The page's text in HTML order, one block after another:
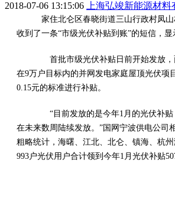
2018-07-06 13:15:06 上海弘竣新能源材料
家住北仑区春晓街道三山行政村凤
收到了一条“市级光伏补贴到账”的短信，显
首批市级光伏补贴日前开始发放，
在9万户目标内的并网发电家庭屋顶光伏项
0.15元的标准进行补贴。
“目前发放的是今年1月的光伏补贴
在未来数周陆续发放。”国网宁波供电公司
粗略统计，海曙、江北、北仑、镇海、杭
993户光伏用户合计领到今年1月光伏补贴